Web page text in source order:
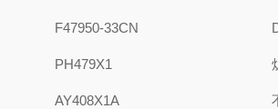
F47950-33CN
PH479X1
AY408X1A